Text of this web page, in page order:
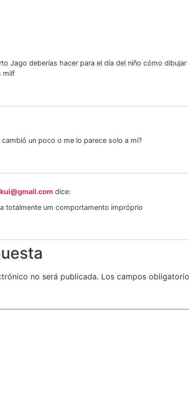
Jago deberías hacer para el día del niño cómo
milf
cambió un poco o me lo parece solo a mi?
dice:
totalmente um comportamento impróprio
no será publicada. Los campos